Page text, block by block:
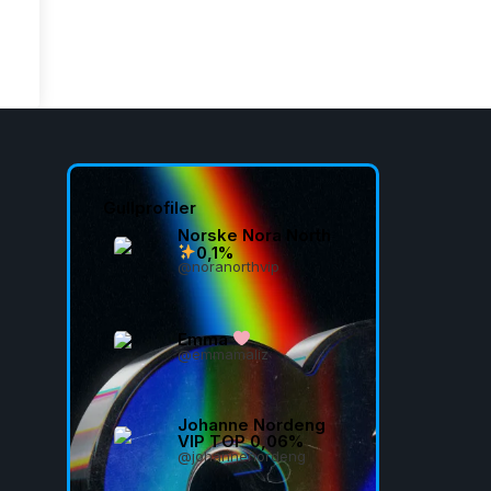
Gullprofiler
Norske Nora North
0,1%
@noranorthvip
Emma
@emmamaliz
Johanne Nordeng
VIP TOP 0,06%
@johannenordeng